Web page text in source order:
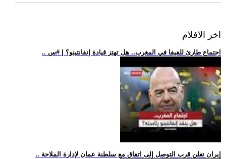
اخر الافلام
.. اجتماع طارئ للفيفا في المغرب.. هل تهتز قيادة إنفانتينو؟ | #س
.. إيران تعلن قرب التوصل إلى اتفاق مع سلطنة عمان لإدارة الملاحة